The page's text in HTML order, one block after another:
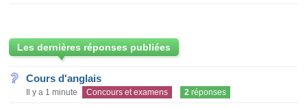
Les dernières réponses publiées
Cours d'anglais
Il y a 1 minute Concours et examens 2 réponses